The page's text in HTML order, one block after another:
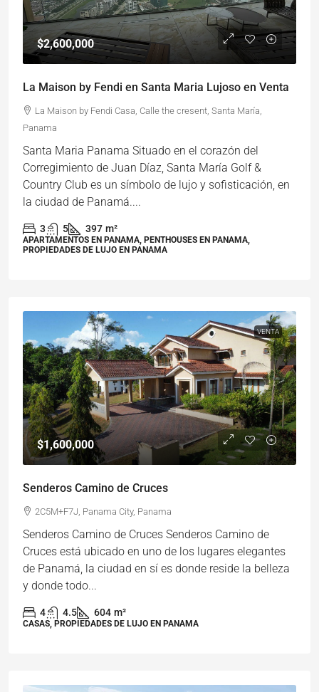
$2,600,000
La Maison by Fendi en Santa Maria Lujoso en Venta
La Maison by Fendi Casa, Calle the cresent, Santa María,
Panama
Santa Maria Panama Situado en el corazón del
Corregimiento de Juan Díaz, Santa María Golf &
Country Club es un símbolo de lujo y sofisticación, en
la ciudad de Panamá....
3 5 397 m²
APARTAMENTOS EN PANAMA, PENTHOUSES EN PANAMA,
PROPIEDADES DE LUJO EN PANAMA
VENTA
$1,600,000
Senderos Camino de Cruces
2C5M+F7J, Panama City, Panama
Senderos Camino de Cruces Senderos Camino de
Cruces está ubicado en uno de los lugares elegantes
de Panamá, la ciudad en sí es donde reside la belleza
y donde todo...
4 4.5 604 m²
CASAS, PROPIEDADES DE LUJO EN PANAMA